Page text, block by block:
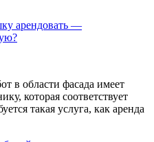
арендовать —
в области фасада имеет
которая соответствует
такая услуга, как аренда